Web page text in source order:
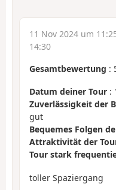
11 Nov 2024 um
14:30
Gesamtbewertung :
Datum deiner Tour :
Zuverlässigkeit der
gut
Bequemes Folgen
Attraktivität der
Tour stark
toller Spaziergang